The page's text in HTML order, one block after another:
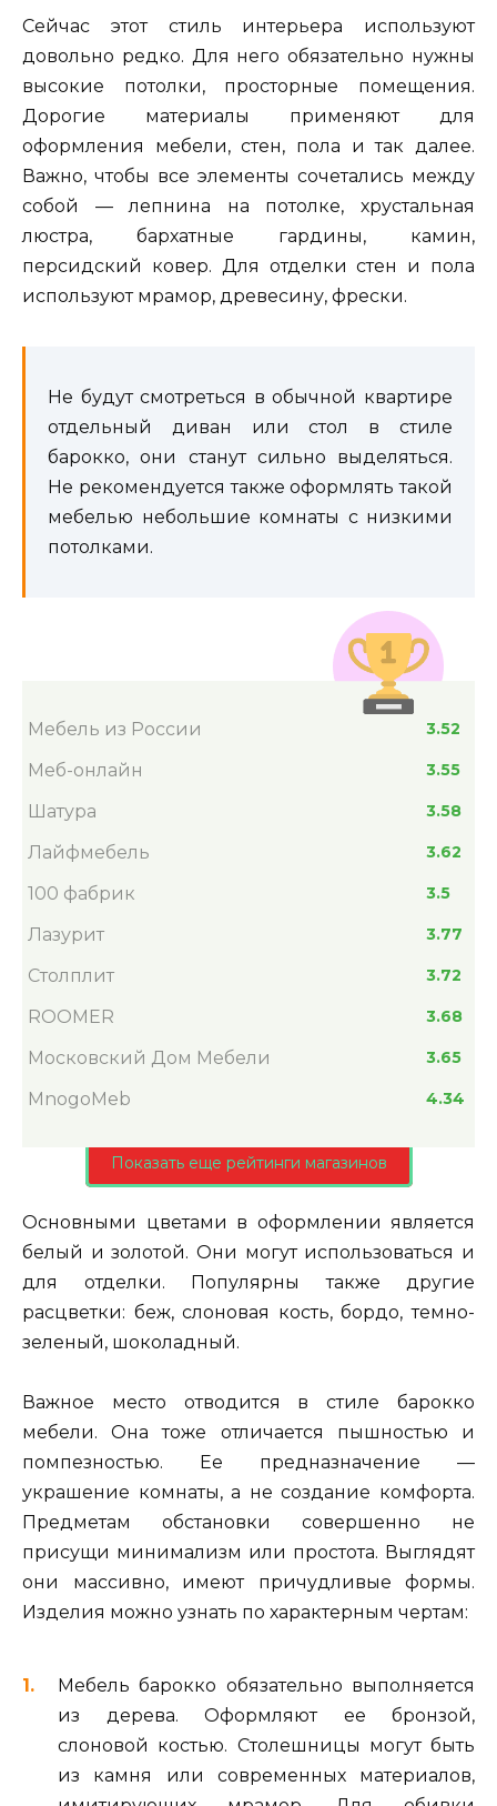
Сейчас этот стиль интерьера используют
довольно редко. Для него обязательно нужны
высокие потолки, просторные помещения.
Дорогие материалы применяют для
оформления мебели, стен, пола и так далее.
Важно, чтобы все элементы сочетались между
собой — лепнина на потолке, хрустальная
люстра, бархатные гардины, камин,
персидский ковер. Для отделки стен и пола
используют мрамор, древесину, фрески.
Не будут смотреться в обычной квартире
отдельный диван или стол в стиле
барокко, они станут сильно выделяться.
Не рекомендуется также оформлять такой
мебелью небольшие комнаты с низкими
потолками.
Мебель из России 3.52
Меб-онлайн 3.55
Шатура 3.58
Лайфмебель 3.62
100 фабрик 3.5
Лазурит 3.77
Столплит 3.72
ROOMER 3.68
Московский Дом Мебели 3.65
MnogoMeb 4.34
Показать еще рейтинги магазинов
Основными цветами в оформлении является
белый и золотой. Они могут использоваться и
для отделки. Популярны также другие
расцветки: беж, слоновая кость, бордо, темно-
зеленый, шоколадный.
Важное место отводится в стиле барокко
мебели. Она тоже отличается пышностью и
помпезностью. Ее предназначение —
украшение комнаты, а не создание комфорта.
Предметам обстановки совершенно не
присущи минимализм или простота. Выглядят
они массивно, имеют причудливые формы.
Изделия можно узнать по характерным чертам:
Мебель барокко обязательно выполняется
из дерева. Оформляют ее бронзой,
слоновой костью. Столешницы могут быть
из камня или современных материалов,